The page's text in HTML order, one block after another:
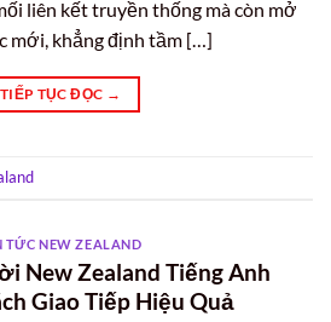
liên kết truyền thống mà còn mở
mới, khẳng định tầm […]
TIẾP TỤC ĐỌC →
TỨC NEW ZEALAND
New Zealand Tiếng Anh
Giao Tiếp Hiệu Quả